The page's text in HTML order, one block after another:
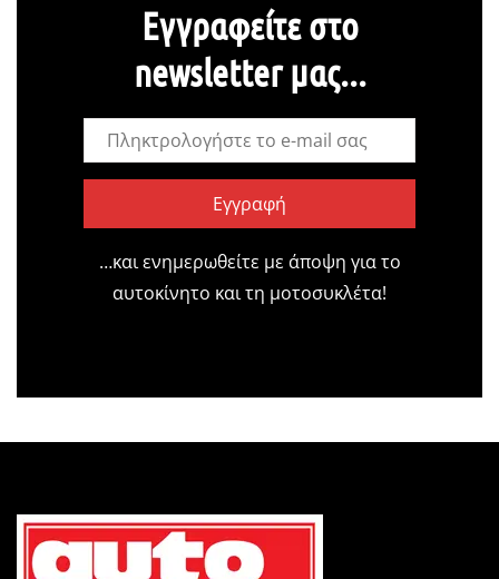
Εγγραφείτε στο
newsletter μας...
Εγγραφή
…και ενημερωθείτε με άποψη για το
αυτοκίνητο και τη μοτοσυκλέτα!